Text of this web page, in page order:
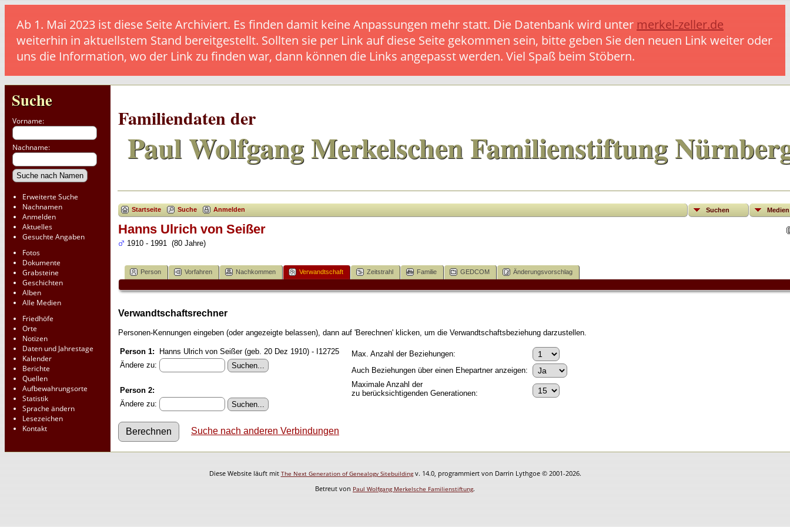
Ab 1. Mai 2023 ist diese Seite Archiviert. Es finden damit keine Anpassungen mehr statt. Die Datenbank wird unter merkel-zeller.de
weiterhin in aktuellstem Stand bereitgestellt. Sollten sie per Link auf diese Seite gekommen sein, bitte geben Sie den neuen Link weiter oder
uns die Information, wo der Link zu finden war, dann können die Links angepasst werden. Viel Spaß beim Stöbern.
Suche
Vorname:
Nachname:
Erweiterte Suche
Nachnamen
Anmelden
Aktuelles
Gesuchte Angaben
Fotos
Dokumente
Grabsteine
Geschichten
Alben
Alle Medien
Friedhöfe
Orte
Notizen
Daten und Jahrestage
Kalender
Berichte
Quellen
Aufbewahrungsorte
Statistik
Sprache ändern
Lesezeichen
Kontakt
Familiendaten der
Paul Wolfgang Merkelschen Familienstiftung
Suchen Medien
Startseite Suche Anmelden
Hanns Ulrich von Seißer
1910 - 1991 (80 Jahre)
Person Vorfahren Nachkommen Verwandtschaft Zeitstrahl Familie GEDCOM Änderungsvorschlag
Verwandtschaftsrechner
Personen-Kennungen eingeben (oder angezeigte belassen), dann auf 'Berechnen' klicken, um die Verwandtschaftsbeziehung darzustellen.
Person 1:
Hanns Ulrich von Seißer (geb. 20 Dez 1910) - I12725
Ändere zu:
Person 2:
Ändere zu:
Max. Anzahl der Beziehungen:
Auch Beziehungen über einen Ehepartner anzeigen:
Maximale Anzahl der
zu berücksichtigenden Generationen:
Suche nach anderen Verbindungen
Diese Website läuft mitThe Next Generation of Genealogy Sitebuildingv. 14.0, programmiert von Darrin Lythgoe © 2001-2026.
Betreut vonPaul Wolfgang Merkelsche Familienstiftung.